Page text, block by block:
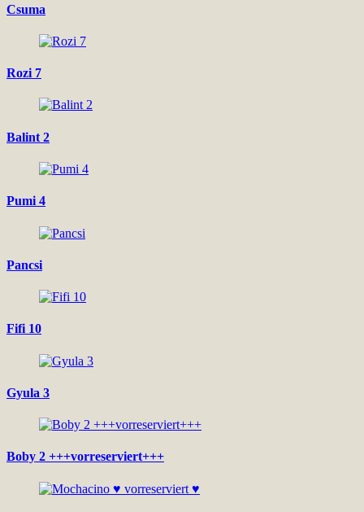
Csuma
Rozi 7
Balint 2
Pumi 4
Pancsi
Fifi 10
Gyula 3
Boby 2 +++vorreserviert+++